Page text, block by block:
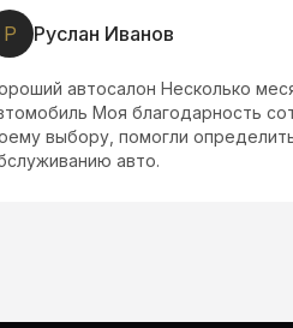
Р Руслан Иванов
автосалон Несколько
Моя благодарность
выбору, помогли
авто.